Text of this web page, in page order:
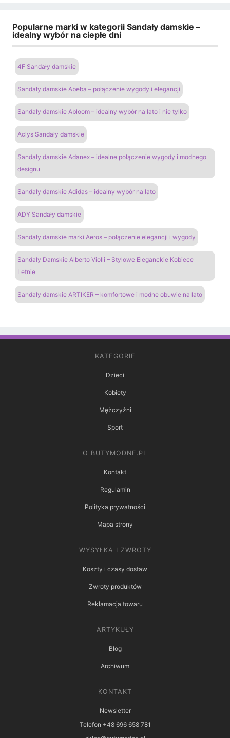
Popularne marki w kategorii Sandały damskie –
idealny wybór na ciepłe dni
4F Sandały damskie
Sandały damskie Abeba – połączenie wygody i elegancji
Sandały damskie Abloom – idealny wybór na lato i nie tylko
Aclys Sandały damskie
Sandały damskie Adanex – idealne połączenie wygody i modnego
designu
Sandały damskie Adidas – idealny wybór na lato
ADY Sandały damskie
Sandały damskie marki Aeros – połączenie elegancji i wygody
Sandały Damskie Alberto Violli – Stylowe Eleganckie Kobiece
Letnie
Sandały damskie ARTIKER – komfortowe i modne obuwie na lato
KATEGORIE
Dzieci
Kobiety
Mężczyźni
Sport
O BUTYMODNE.PL
Kontakt
Regulamin
Polityka prywatności
Mapa strony
WYSYŁKA I ZWROTY
Koszty i czasy dostaw
Zwroty produktów
Reklamacja towaru
ARTYKUŁY
Blog
Archiwum
KONTAKT
Newsletter
Telefon +48 696 658 781